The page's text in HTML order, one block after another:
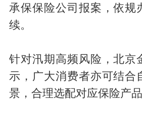
承保保险公司报案，依规
续。
针对汛期高频风险，北京
示，广大消费者亦可结合
景，合理选配对应保险产品